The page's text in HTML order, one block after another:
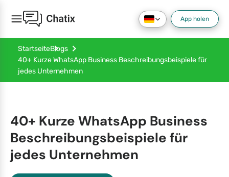
App holen
StartseiteBlogs
40+ Kurze WhatsApp Business Beschreibungsbeispiele für
jedes Unternehmen
40+ Kurze WhatsApp Business
Beschreibungsbeispiele für
jedes Unternehmen